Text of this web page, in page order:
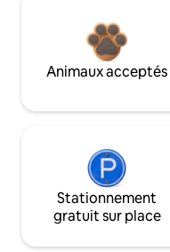
Animaux acceptés
Stationnement
gratuit sur place